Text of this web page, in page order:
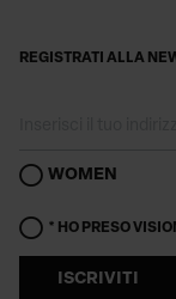
REGISTRATI ALLA
WOMEN
* HO PRESO
ISCRIVITI